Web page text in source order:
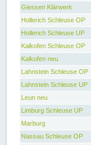
Giessen Klärwerk
Hollerich Schleuse OP
Hollerich Schleuse UP
Kalkofen Schleuse OP
Kalkofen neu
Lahnstein Schleuse OP
Lahnstein Schleuse UP
Leun neu
Limburg Schleuse UP
Marburg
Nassau Schleuse OP